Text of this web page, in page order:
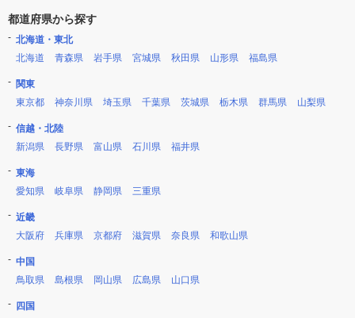
都道府県から探す
北海道・東北
北海道
青森県 岩手県 宮城県 秋田県 山形県 福島県
関東
東京都
神奈川県 埼玉県 千葉県 茨城県 栃木県 群馬県 山梨県
信越・北陸
新潟県
長野県 富山県 石川県 福井県
東海
愛知県
岐阜県 静岡県 三重県
近畿
大阪府
兵庫県 京都府 滋賀県 奈良県 和歌山県
中国
鳥取県
島根県 岡山県 広島県 山口県
四国